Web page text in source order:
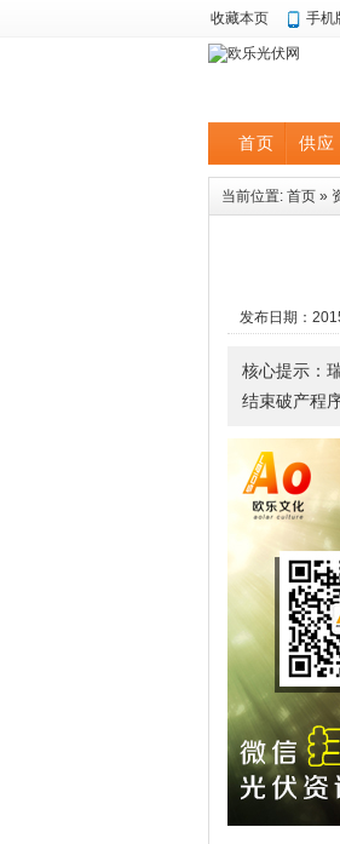
收藏本页 手机
首页 供应
当前位置: 首页 »
发布日期：
核心提示：
结束破产程